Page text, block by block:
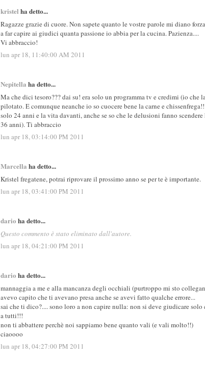
kristel ha detto...
Ragazze grazie di cuore. Non sapete quanto le vostre parole mi diano
a far capire ai giudici quanta passione io abbia per la cucina. Pazienza....
Vi abbraccio!
lun apr 18, 11:40:00 AM 2011
Nepitella ha detto...
Ma che dici tesoro??? dai su! era solo un programma tv e credimi (io che
pilotato. E comunque neanche io so cuocere bene la carne e
solo 24 anni e la vita davanti, anche se so che le delusioni fanno
36 anni). Ti abbraccio
lun apr 18, 03:14:00 PM 2011
Marcella ha detto...
Kristel fregatene, potrai riprovare il prossimo anno se per te è importante.
lun apr 18, 03:41:00 PM 2011
dario ha detto...
Questo commento è stato eliminato dall'autore.
lun apr 18, 04:21:00 PM 2011
dario ha detto...
mannaggia a me e alla mancanza degli occhiali (purtroppo mi sto
avevo capito che ti avevano presa anche se avevi fatto qualche errore...
sai che ti dico?.... sono loro a non capire nulla: non si deve giudicare
a tutti!!!
non ti abbattere perchè noi sappiamo bene quanto vali (e vali molto!!)
ciaoooo
lun apr 18, 04:27:00 PM 2011